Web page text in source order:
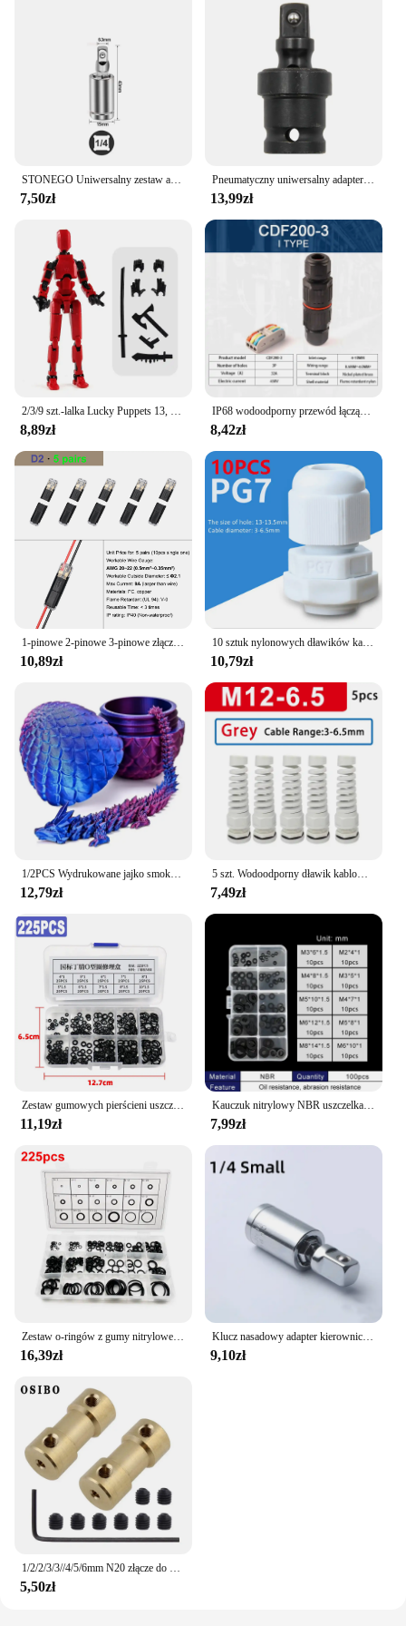
STONEGO Uniwersalny zestaw adapterów do kluczy pneumatycznych, 1/4 cala, 3/8 cala, 1/2 cala - stal chromowo-wanadowa
7,50zł
Pneumatyczny uniwersalny adapter przegubowy z armatą powietrzną 360-stopniowy przegub obrotowy klucz elektryczny akcesoria nasadowe narzędzie
13,99zł
2/3/9 szt.-lalka Lucky Puppets 13, wiele kombinacji stylizacji Model robota, tani prezent świąteczny, fajna lalka robota dekoracja stołu
8,89zł
IP68 wodoodporny przewód łączący szybkie połączenie wodoodporne złącze 2/3 Pin lutowane mniej okablowanie lampy LED zewnętrzny terminal przeciwdeszczowy
8,42zł
1-pinowe 2-pinowe 3-pinowe złącze elektryczne Złącze kablowe do taśmy LED Połączenie samochodowe Okablowanie Złącze domowe Zacisk zaciskany
10,89zł
10 sztuk nylonowych dławików kablowych PG 7 9 11 13.5 16 19 wysokiej jakości drut IP68 plastikowe wodoodporne złącza tuleja kablowa regulowane złącza
10,79zł
1/2PCS Wydrukowane jajko smoka z smokiem Pełna przegubowa model smoka Ruchoma obrotowa przegubowa ozdoba na biurko Zabawka dla dzieci
12,79zł
5 szt. Wodoodporny dławik kablowy PG7 Plastikowe złącze zapobiegające zginaniu M12 Nylon PA66 Dławiki skrętne PG9/11/13,5/16/19/21 Złącze
7,49zł
Zestaw gumowych pierścieni uszczelniających Uszczelki z gumy nitrylowej Zestaw naprawczy o-ringów wysokociśnieniowych Elastyczna opaska uszczelniająca Zestaw gumowych pierścieni O
11,19zł
Kauczuk nitrylowy NBR uszczelka pierścień silikonowy gumowy kran O-ring płaska uszczelka zestaw naprawczy o ring-.-
7,99zł
Zestaw o-ringów z gumy nitrylowej Asortyment Oring z 4-zestawem haczyków do różnych samochodów Naprawa pojazdów Hydraulika Myjka ciśnieniowa Powietrze
16,39zł
Klucz nasadowy adapter kierownicy 1/4 "3/8" 1/2" 360 stopni obrotowy przegub tulejowy klucz grzechotkowy konwerter kombinowany
9,10zł
1/2/2/3/3//4/5/6mm N20 złącze do wału silnika łącznik Adapter rękawa mosiądz skrzynia biegów wspólne dla zdalnie sterowana łódka RC samochód samolot
5,50zł